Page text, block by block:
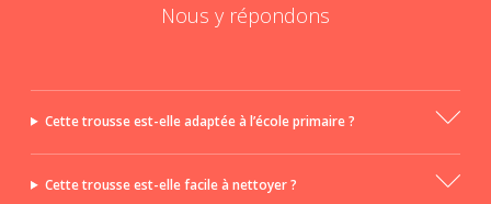
Nous y répondons
Cette trousse est-elle adaptée à l’école primaire ?
Cette trousse est-elle facile à nettoyer ?